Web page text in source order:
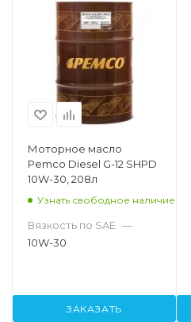
Моторное масло
Pemco Diesel G-12 SHPD
10W-30, 208л
Узнать свободное наличие
Вязкость по SAE —
10W-30
ЗАКАЗАТЬ